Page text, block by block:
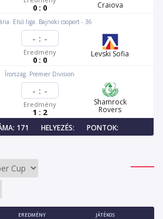
0 : 0 Craiova
Első liga. Bajnoki csoport - 36
- : -
Eredmény
0 : 0
Levski Sofia
Írország. Premier Division
- : -
Eredmény
1 : 2
Shamrock
Rovers
171
HELYEZÉS: PONTOK:
EREDMÉNY JÁTÉKOS